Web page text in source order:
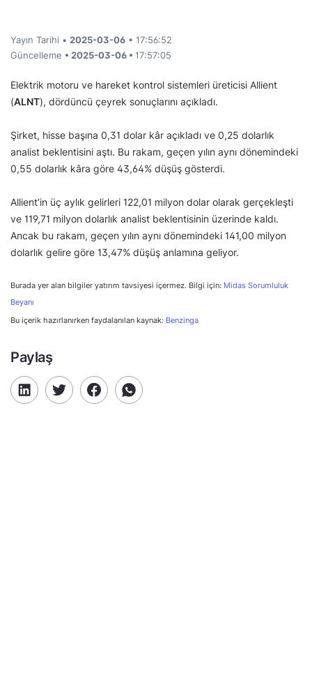
Yayın Tarihi • 2025-03-06 • 17:56:52
Güncelleme • 2025-03-06 • 17:57:05
Elektrik motoru ve hareket kontrol sistemleri üreticisi Allient
(ALNT), dördüncü çeyrek sonuçlarını açıkladı.
Şirket, hisse başına 0,31 dolar kâr açıkladı ve 0,25 dolarlık
analist beklentisini aştı. Bu rakam, geçen yılın aynı dönemindeki
0,55 dolarlık kâra göre 43,64% düşüş gösterdi.
Allient’in üç aylık gelirleri 122,01 milyon dolar olarak gerçekleşti
ve 119,71 milyon dolarlık analist beklentisinin üzerinde kaldı.
Ancak bu rakam, geçen yılın aynı dönemindeki 141,00 milyon
dolarlık gelire göre 13,47% düşüş anlamına geliyor.
Burada yer alan bilgiler yatırım tavsiyesi içermez. Bilgi için: Midas Sorumluluk
Beyanı
Bu içerik hazırlanırken faydalanılan kaynak: Benzinga
Paylaş